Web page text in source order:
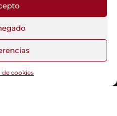
de cookies
del Blog
|Tema:Head Blog